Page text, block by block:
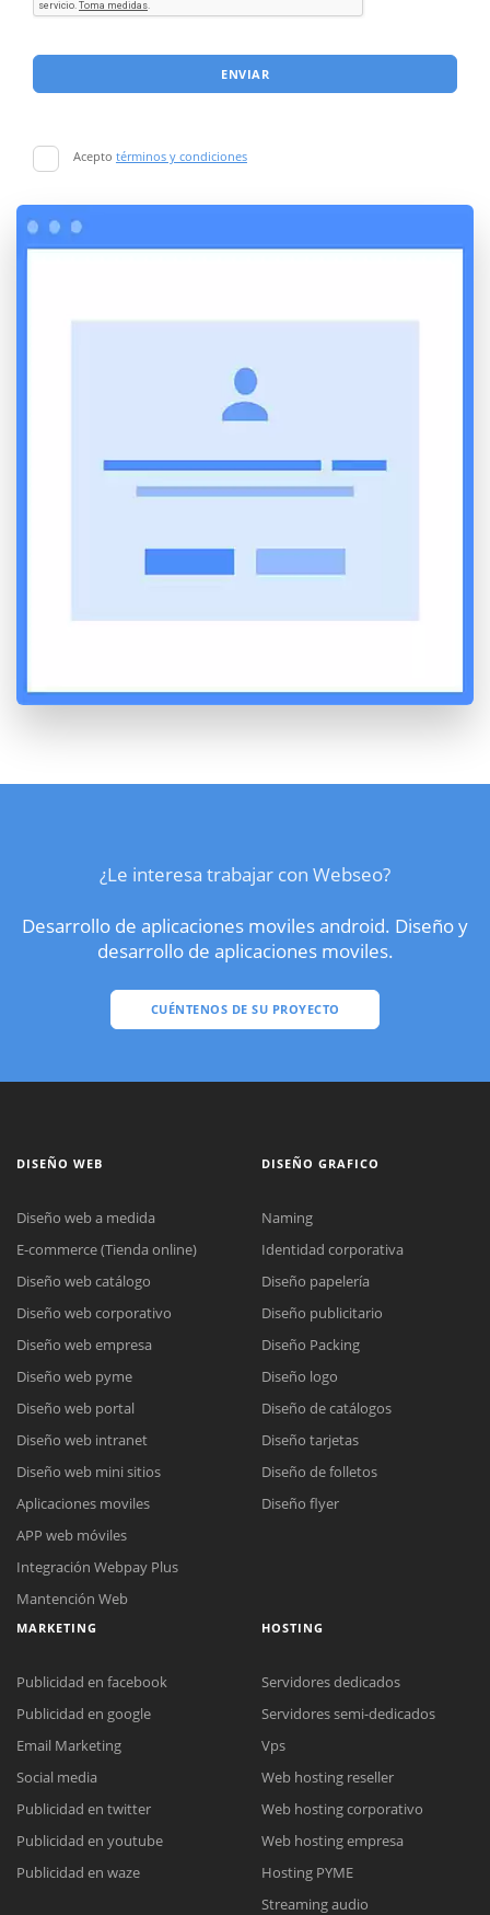
ENVIAR
Acepto términos y condiciones
¿Le interesa trabajar con Webseo?
Desarrollo de aplicaciones moviles android. Diseño y
desarrollo de aplicaciones moviles.
CUÉNTENOS DE SU PROYECTO
Reunión online
Nuestros ejecutivos le enviarán un correo electrónico con el enlace a
Meet para la reunión online.
Cotización
Todos nuestros ejecutivos están fuera de línea. Complete el formulario
DISEÑO WEB
Diseño web a medida
E-commerce (Tienda online)
Diseño web catálogo
Diseño web corporativo
Diseño web empresa
Diseño web pyme
Diseño web portal
Diseño web intranet
Diseño web mini sitios
Aplicaciones moviles
APP web móviles
Integración Webpay Plus
Mantención Web
DISEÑO GRAFICO
Naming
Identidad corporativa
Diseño papelería
Diseño publicitario
Diseño Packing
Diseño logo
Diseño de catálogos
Diseño tarjetas
Diseño de folletos
Diseño flyer
MARKETING
Publicidad en facebook
Publicidad en google
Email Marketing
Social media
Publicidad en twitter
Publicidad en youtube
Publicidad en waze
HOSTING
Servidores dedicados
Servidores semi-dedicados
Vps
Web hosting reseller
Web hosting corporativo
Web hosting empresa
Hosting PYME
Streaming audio